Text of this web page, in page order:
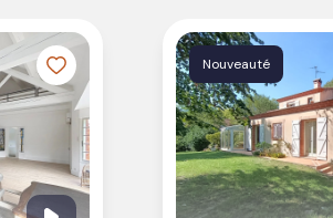
Nouveauté